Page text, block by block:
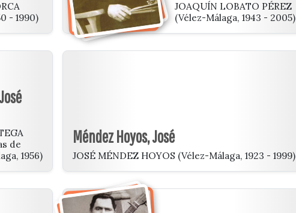
- 1990)
JOAQUÍN LOBATO PÉREZ
(Vélez-Málaga, 1943 - 2005)
de
1956)
Méndez Hoyos, José
JOSÉ MÉNDEZ HOYOS (Vélez-Málaga, 1923 - 1999)